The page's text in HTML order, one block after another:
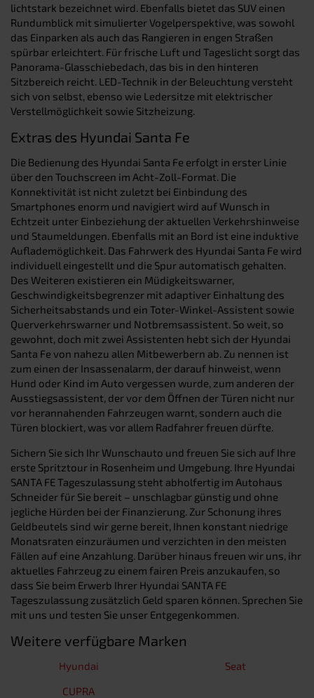
lichtstark bezeichnet wird. Ebenfalls bietet das SUV einen
Rundumblick mit simulierter Vogelperspektive, was sowohl
das Einparken als auch das Rangieren in engen Straßen
spürbar erleichtert. Für frische Luft und Tageslicht sorgt das
Panorama-Glasschiebedach, das bis in den hinteren
Sitzbereich reicht. LED-Technik in der Beleuchtung versteht
sich von selbst, ebenso wie Ledersitze mit elektrischer
Verstellmöglichkeit sowie Sitzheizung.
Extras des Hyundai Santa Fe
Die Bedienung des Hyundai Santa Fe erfolgt in erster Linie
über den Touchscreen im Acht-Zoll-Format. Die
Konnektivität ist nicht zuletzt bei Einbindung des
Smartphones enorm und navigiert wird auf Wunsch in
Echtzeit unter Einbeziehung der aktuellen Verkehrshinweise
und Staumeldungen. Ebenfalls mit an Bord ist eine induktive
Auflademöglichkeit. Das Fahrwerk des Hyundai Santa Fe wird
individuell eingestellt und die Spur automatisch gehalten.
Des Weiteren existieren ein Müdigkeitswarner,
Geschwindigkeitsbegrenzer mit adaptiver Einhaltung des
Sicherheitsabstands und ein Toter-Winkel-Assistent sowie
Querverkehrswarner und Notbremsassistent. So weit, so
gewohnt, doch mit zwei Assistenten hebt sich der Hyundai
Santa Fe von nahezu allen Mitbewerbern ab. Zu nennen ist
zum einen der Insassenalarm, der darauf hinweist, wenn
Hund oder Kind im Auto vergessen wurde, zum anderen der
Ausstiegsassistent, der vor dem Öffnen der Türen nicht nur
vor herannahenden Fahrzeugen warnt, sondern auch die
Türen blockiert, was vor allem Radfahrer freuen dürfte.
Sichern Sie sich Ihr Wunschauto und freuen Sie sich auf Ihre
erste Spritztour in Rosenheim und Umgebung. Ihre Hyundai
SANTA FE Tageszulassung steht abholfertig im Autohaus
Schneider für Sie bereit – unschlagbar günstig und ohne
jegliche Hürden bei der Finanzierung. Zur Schonung ihres
Geldbeutels sind wir gerne bereit, Ihnen konstant niedrige
Monatsraten einzuräumen und verzichten in den meisten
Fällen auf eine Anzahlung. Darüber hinaus freuen wir uns, ihr
aktuelles Fahrzeug zu einem fairen Preis anzukaufen, so
dass Sie beim Erwerb Ihrer Hyundai SANTA FE
Tageszulassung zusätzlich Geld sparen können. Sprechen Sie
mit uns und testen Sie unser Entgegenkommen.
Weitere verfügbare Marken
Hyundai
Seat
CUPRA